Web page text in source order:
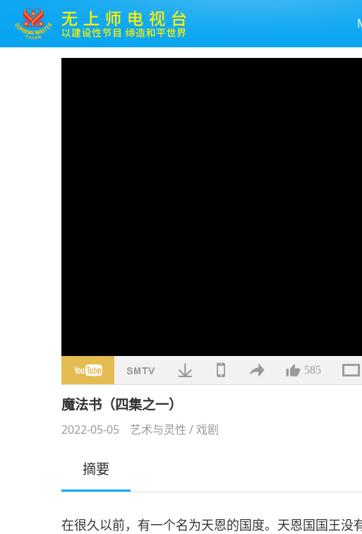
585
魔法书（四集之一）
2022-05-05 艺术与灵性 /戏剧
摘要
在很久以前，有一个名为天恩的国度。天恩国国王没